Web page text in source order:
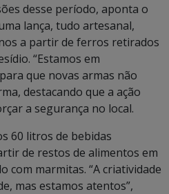
desse período, aponta o
lança, tudo artesanal,
a partir de ferros retirados
“Estamos em
que novas armas não
destacando que a ação
a segurança no local.
60 litros de bebidas
de restos de alimentos em
com marmitas. “A criatividade
mas estamos atentos”,